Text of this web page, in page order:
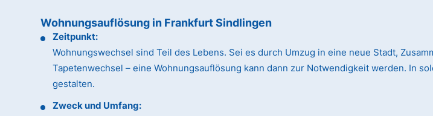
Wohnungsauflösung in Frankfurt Sindlingen
Zeitpunkt:
Wohnungswechsel sind Teil des Lebens. Sei es durch Umzug in eine neue Stadt,
Tapetenwechsel – eine Wohnungsauflösung kann dann zur Notwendigkeit werden. In
gestalten.
Zweck und Umfang: